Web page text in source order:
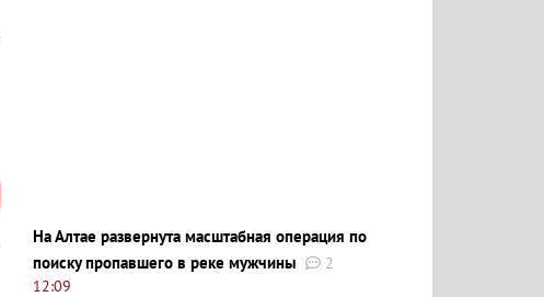
На Алтае развернута масштабная операция по
поиску пропавшего в реке мужчины
2
12:09